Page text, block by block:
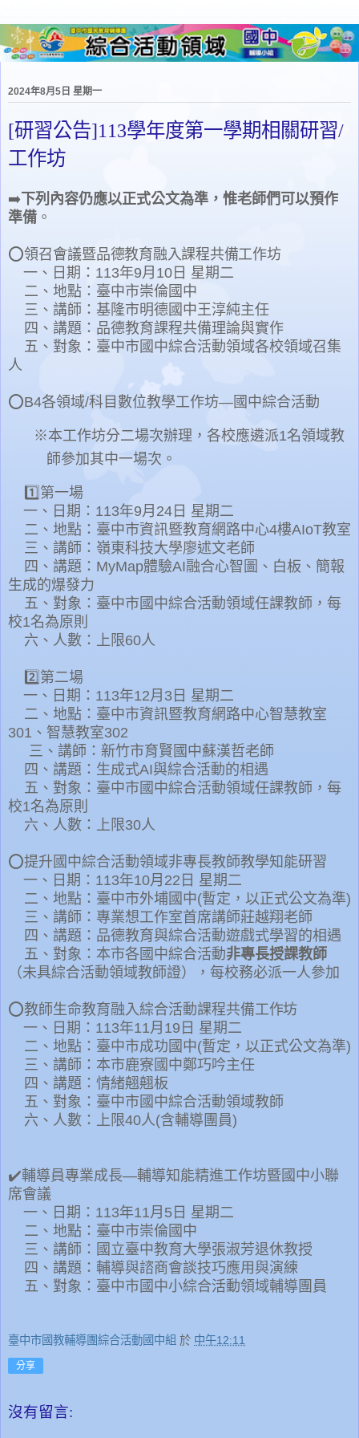
2024年8月5日 星期一
[研習公告]113學年度第一學期相關研習/
工作坊
➡️下列內容仍應以正式公文為準，惟老師們可以預作
準備 。
⭕領召會議暨品德教育融入課程共備工作坊
一、日期： 113年9月10日 星期二
二、地點：臺中市崇倫國中
三、講師：基隆市明德國中王淳純主任
四、講題：品德教育課程共備理論與實作
五、對象：臺中市國中綜合活動領域各校領域召集
人
⭕B4各領域/科目數位教學工作坊—國中綜合活動
※本工作坊分二場次辦理，各校應遴派1名領域教
師參加其中一場次。
1️⃣第一場
一、日期：113年9月24日 星期二
二、地點： 臺中市資訊暨教育網路中心4樓AIoT教室
三、講師：嶺東科技大學廖述文老師
四、講題： MyMap體驗AI融合心智圖、白板、簡報
生成的爆發力
五、對象：臺中市國中綜合活動領域任課教師，每
校1名為原則
六、人數：上限60人
2️⃣第二場
一、日期：113年12月3日 星期二
二、地點： 臺中市資訊暨教育網路中心智慧教室
301 、智慧教室302
三、講師：新竹市育賢國中蘇漢哲老師
四、講題：生成式AI與綜合活動的相遇
五、對象：臺中市國中綜合活動領域任課教師，每
校1名為原則
六、人數：上限30人
⭕提升國中綜合活動領域非專長教師教學知能研習
一、日期：113年10月22日 星期二
二、地點：臺中市外埔國中(暫定，以正式公文為準)
三、講師：專業想工作室首席講師莊越翔老師
四、講題：品德教育與綜合活動遊戲式學習的相遇
五、對象：本市各國中綜合活動非專長授課教師
（未具綜合活動領域教師證），每校務必派一人參加
⭕教師生命教育融入綜合活動課程共備工作坊
一、日期：113年11月19日 星期二
二、地點：臺中市成功國中(暫定，以正式公文為準)
三、講師： 本市鹿寮國中鄭巧吟主任
四、講題：情緒翹翹板
五、對象：臺中市國中綜合活動領域教師
六、人數：上限40人(含輔導團員)
✔️輔導員專業成長—輔導知能精進工作坊暨國中小聯
席會議
一、日期： 113年11月5日 星期二
二、地點：臺中市崇倫國中
三、講師：國立臺中教育大學張淑芳退休教授
四、講題：輔導與諮商會談技巧應用與演練
五、對象：臺中市國中小綜合活動領域輔導團員
臺中市國教輔導團綜合活動國中組 於 中午12:11
分享
沒有留言: